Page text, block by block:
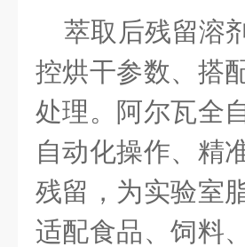
萃取后残留溶
控烘干参数、搭
处理。 阿尔瓦全
自动化操作、精
残留，为实验室
适配食品、饲料